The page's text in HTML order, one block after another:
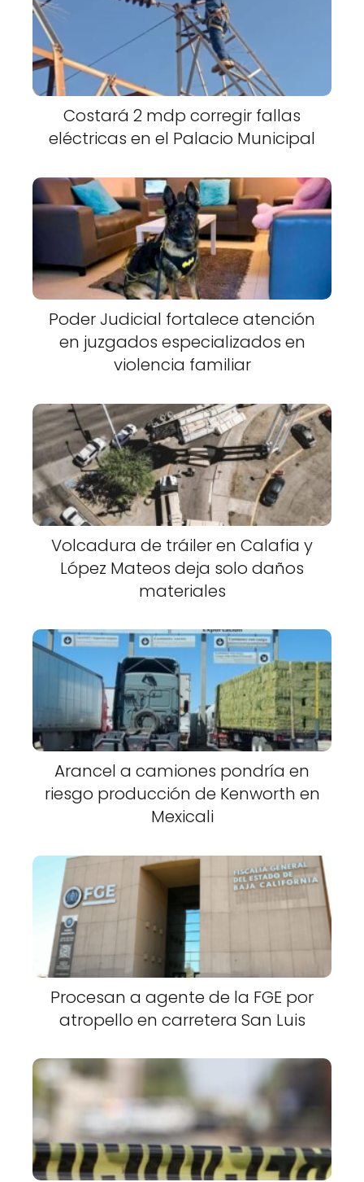
Costará 2 mdp corregir fallas
eléctricas en el Palacio Municipal
Poder Judicial fortalece atención
en juzgados especializados en
violencia familiar
Volcadura de tráiler en Calafia y
López Mateos deja solo daños
materiales
Arancel a camiones pondría en
riesgo producción de Kenworth en
Mexicali
Procesan a agente de la FGE por
atropello en carretera San Luis